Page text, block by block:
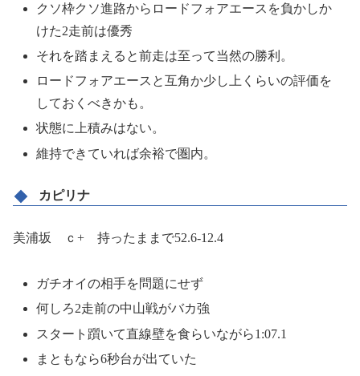
クソ枠クソ進路からロードフォアエースを負かしか
けた2走前は優秀
それを踏まえると前走は至って当然の勝利。
ロードフォアエースと互角か少し上くらいの評価を
しておくべきかも。
状態に上積みはない。
維持できていれば余裕で圏内。
カピリナ
美浦坂 ｃ+ 持ったままで52.6-12.4
ガチオイの相手を問題にせず
何しろ2走前の中山戦がバカ強
スタート躓いて直線壁を食らいながら1:07.1
まともなら6秒台が出ていた